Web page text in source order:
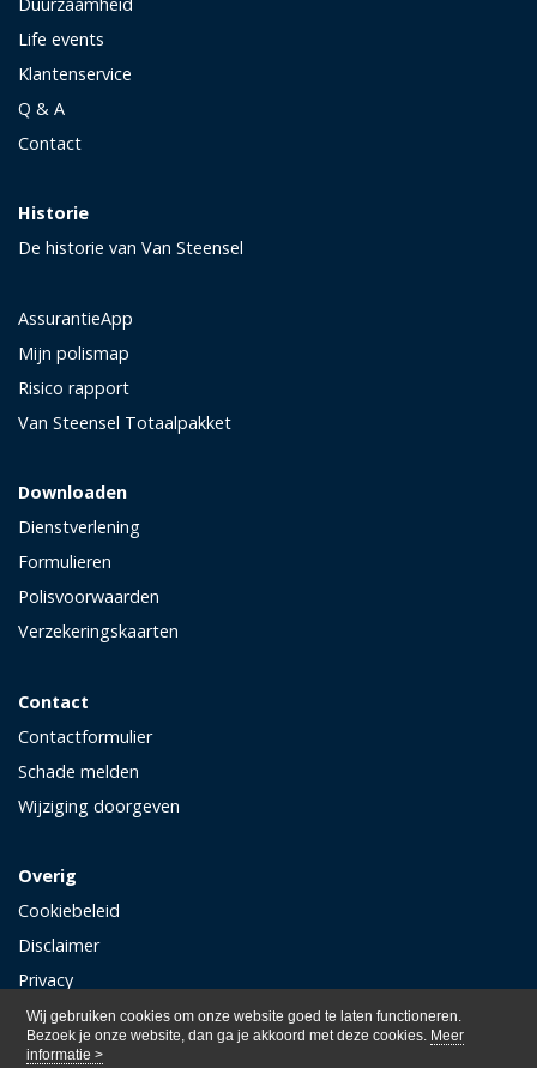
Wij gebruiken cookies om onze website goed te laten functioneren.
Bezoek je onze website, dan ga je akkoord met deze cookies. Meer
informatie >
Life events
Klantenservice
Q & A
Contact
Historie
De historie van Van Steensel
AssurantieApp
Mijn polismap
Risico rapport
Van Steensel Totaalpakket
Downloaden
Dienstverlening
Formulieren
Polisvoorwaarden
Verzekeringskaarten
Contact
Contactformulier
Schade melden
Wijziging doorgeven
Overig
Cookiebeleid
Disclaimer
Privacy